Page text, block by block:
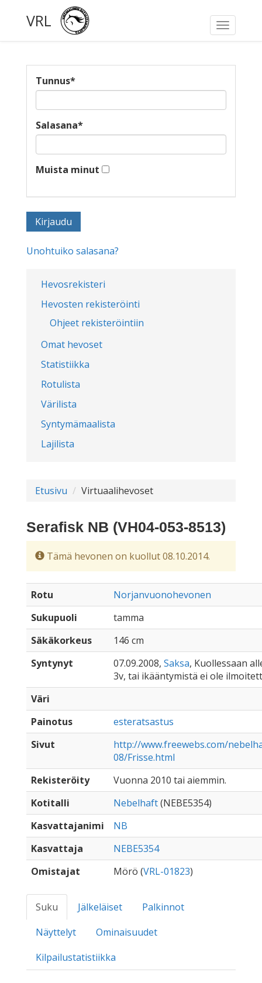
Toggle
VRL
Hevosrekisteri
Hevosten rekisteröinti
Ohjeet rekisteröintiin
Omat hevoset
Statistiikka
Rotulista
Värilista
Syntymämaalista
Lajilista
Tunnus*
Salasana*
Muista minut
Unohtuiko salasana?
Etusivu Virtuaalihevoset
Serafisk NB (VH04-053-8513)
Tämä hevonen on kuollut 08.10.2014.
Rotu
Norjanvuonohevonen
Sukupuoli
tamma
Säkäkorkeus
146 cm
Syntynyt
07.09.2008, Saksa, Kuollessaan
3v, tai ikääntymistä ei ole
Väri
Painotus
esteratsastus
Sivut
http://www.freewebs.com/
08/Frisse.html
Rekisteröity
Vuonna 2010 tai aiemmin.
Kotitalli
Nebelhaft(NEBE5354)
Kasvattajanimi
NB
Kasvattaja
NEBE5354
Omistajat
Mörö (VRL-01823)
Suku Jälkeläiset
Palkinnot
Näyttelyt
Ominaisuudet
Kilpailustatistiikka